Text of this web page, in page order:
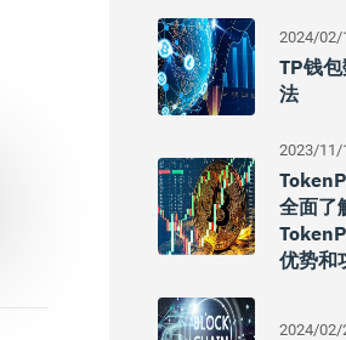
2024/02/
TP钱
法
2023/11/
全面了
优势和
2024/02/